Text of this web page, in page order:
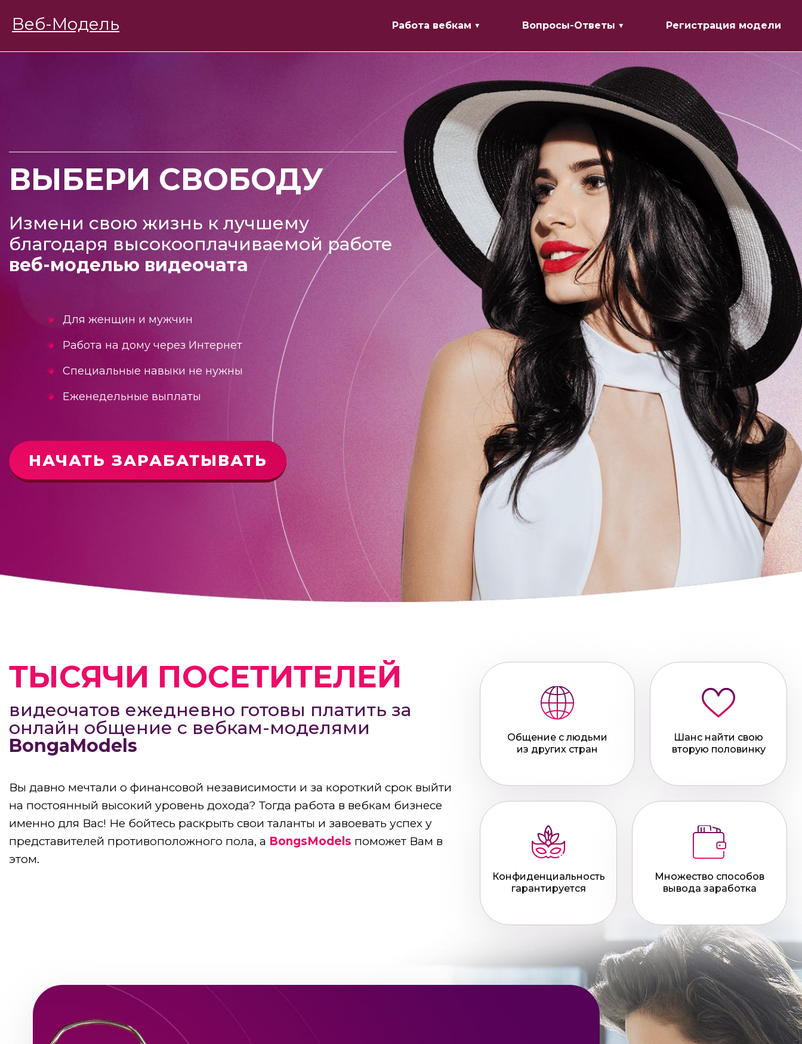
Веб-Модель Работа вебкам ▼ Вопросы-Ответы ▼ Регистрация модели
BongaModels Работа девушкам
ВЫБЕРИ СВОБОДУ
Измени свою жизнь к лучшему
благодаря высокооплачиваемой работе
веб-моделью видеочата
Для женщин и мужчин
Работа на дому через Интернет
Специальные навыки не нужны
Еженедельные выплаты
НАЧАТЬ ЗАРАБАТЫВАТЬ
ТЫСЯЧИ ПОСЕТИТЕЛЕЙ
видеочатов ежедневно готовы платить за
онлайн общение с вебкам-моделями
BongaModels
Вы давно мечтали о финансовой независимости и за короткий срок выйти
на постоянный высокий уровень дохода? Тогда работа в вебкам бизнесе
именно для Вас! Не бойтесь раскрыть свои таланты и завоевать успех у
представителей противоположного пола, а BongsModels поможет Вам в
этом.
Общение с людьми
из других стран
Шанс найти свою
вторую половинку
Конфиденциальность
гарантируется
Множество способов
вывода заработка